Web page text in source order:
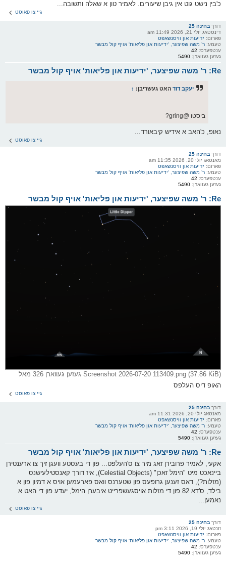
כ'בין נישט גוט אין גיבן שיעורים. לאמיר טון א שאלה ותשובה...
גיי צו פאוסט
דורך בחינה 25
דינסטאג יולי 21, 2026 11:49 am
פארום: ידיעות און וויסנשאפט
טעמע: ר’ משה שפיצער, 'ידיעות און פליאות' אויף קול מבשר
ענטפערס: 42
געזען געווארן: 5490
Re: ר’ משה שפיצער, 'ידיעות און פליאות' אויף קול מבשר
יעקב דוד האט געשריבן: ↑
ביסטו @gring?
נאופ, כ'האב א אידיש קיבאורד...
גיי צו פאוסט
דורך בחינה 25
מאנטאג יולי 20, 2026 11:35 am
פארום: ידיעות און וויסנשאפט
טעמע: ר’ משה שפיצער, 'ידיעות און פליאות' אויף קול מבשר
ענטפערס: 42
געזען געווארן: 5490
Re: ר’ משה שפיצער, 'ידיעות און פליאות' אויף קול מבשר
Screenshot 2026-07-20 113409.png (37.86 KiB) געזען געווארן 326 מאל
האופ דיס העלפס
גיי צו פאוסט
דורך בחינה 25
מאנטאג יולי 20, 2026 11:31 am
פארום: ידיעות און וויסנשאפט
טעמע: ר’ משה שפיצער, 'ידיעות און פליאות' אויף קול מבשר
ענטפערס: 42
געזען געווארן: 5490
Re: ר’ משה שפיצער, 'ידיעות און פליאות' אויף קול מבשר
אקעי, לאמיר פרובירן זאג מיר צו ס'העלפט... פון די בעסטע וועגן זיך צו ארענטירן
ביינאכט מיט "הימל זאכן" (Celestial Objects), איז דורך קאנסטילעישנס
(מזלות?), דאס זענען גרופעס פון שטערנס וואס פארעמען אויס א דמיון פון א
בילד, ס'דא 82 פון די מזלות אויסגעשפרייט איבערן הימל, יעדע פון די האט א
נאמען...
גיי צו פאוסט
דורך בחינה 25
זונטאג יולי 19, 2026 3:11 pm
פארום: ידיעות און וויסנשאפט
טעמע: ר’ משה שפיצער, 'ידיעות און פליאות' אויף קול מבשר
ענטפערס: 42
געזען געווארן: 5490